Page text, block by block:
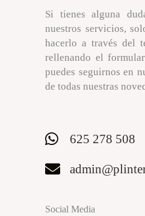
Si tienes alguna
nuestros servicios,
hacerlo a través del
rellenando el
puedes seguirnos en
de todas nuestras
625 278 508
Social Media